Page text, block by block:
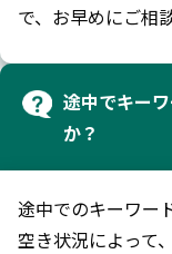
で、お早めにご相
途中でキー
か？
途中でのキーワー
空き状況によって